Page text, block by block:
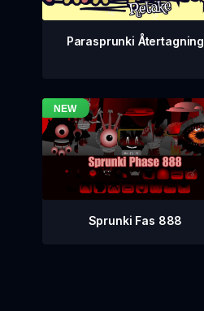
Parasprunki Återtagning
Sprunki Fas 888